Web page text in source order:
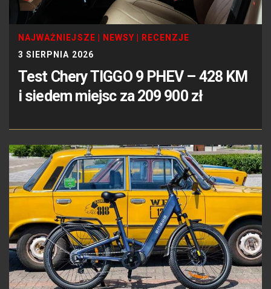
NAJWAŻNIEJSZE NEWSY
RECENZJE
3 SIERPNIA 2026
Test Chery TIGGO 9 PHEV – 428 KM
i siedem miejsc za 209 900 zł